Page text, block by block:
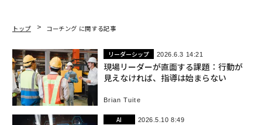
トップ コーチング に関する記事
リーダーシップ 2026.6.3 14:21
現場リーダーが直面する課題：行動が
見えなければ、指導は始まらない
Brian Tuite
AI 2026.5.10 8:49